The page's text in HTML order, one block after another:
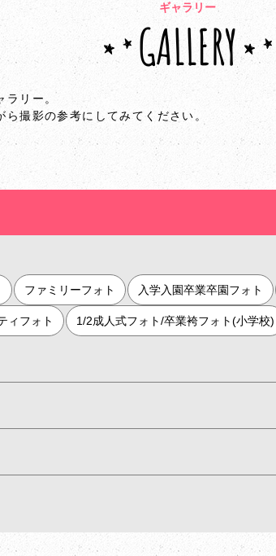
ギャラリー
GALLERY
リー。
撮影の参考にしてみてください。
ファミリーフォト 入学入園卒業卒園フォト
ィフォト 1/2成人式フォト/卒業袴フォト(小学校)